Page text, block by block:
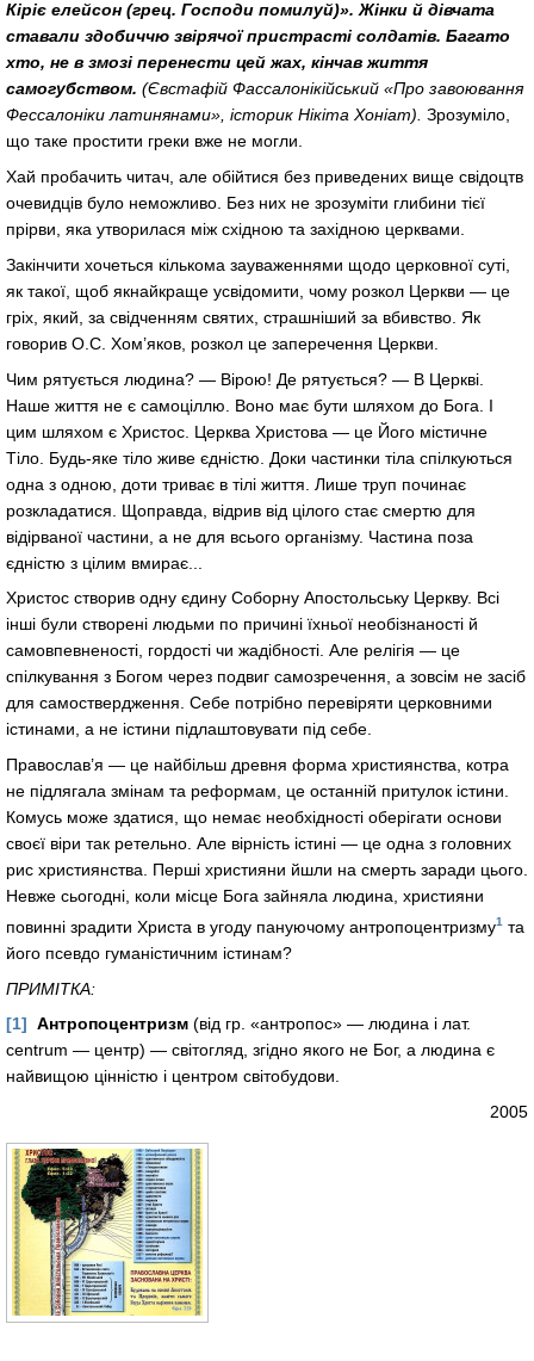
Кіріє елейсон (грец. Господи помилуй)». Жінки й дівчата
ставали здобиччю звірячої пристрасті солдатів. Багато
хто, не в змозі перенести цей жах, кінчав життя
самогубством. (Євстафій Фассалонікійський «Про завоювання
Фессалоніки латинянами», історик Нікіта Хоніат). Зрозуміло,
що таке простити греки вже не могли.
Хай пробачить читач, але обійтися без приведених вище свідоцтв
очевидців було неможливо. Без них не зрозуміти глибини тієї
прірви, яка утворилася між східною та західною церквами.
Закінчити хочеться кількома зауваженнями щодо церковної суті,
як такої, щоб якнайкраще усвідомити, чому розкол Церкви — це
гріх, який, за свідченням святих, страшніший за вбивство. Як
говорив О.С. Хом’яков, розкол це заперечення Церкви.
Чим рятується людина? — Вірою! Де рятується? — В Церкві.
Наше життя не є самоціллю. Воно має бути шляхом до Бога. І
цим шляхом є Христос. Церква Христова — це Його містичне
Тіло. Будь-яке тіло живе єдністю. Доки частинки тіла спілкуються
одна з одною, доти триває в тілі життя. Лише труп починає
розкладатися. Щоправда, відрив від цілого стає смертю для
відірваної частини, а не для всього організму. Частина поза
єдністю з цілим вмирає...
Христос створив одну єдину Соборну Апостольську Церкву. Всі
інші були створені людьми по причині їхньої необізнаності й
самовпевненості, гордості чи жадібності. Але релігія — це
спілкування з Богом через подвиг самозречення, а зовсім не засіб
для самоствердження. Себе потрібно перевіряти церковними
істинами, а не істини підлаштовувати під себе.
Православ’я — це найбільш древня форма християнства, котра
не підлягала змінам та реформам, це останній притулок істини.
Комусь може здатися, що немає необхідності оберігати основи
своєї віри так ретельно. Але вірність істині — це одна з головних
рис християнства. Перші християни йшли на смерть заради цього.
Невже сьогодні, коли місце Бога зайняла людина, християни
повинні зрадити Христа в угоду пануючому антропоцентризму1 та
його псевдо гуманістичним істинам?
ПРИМІТКА:
[1] Антропоцентризм (від гр. «антропос» — людина і лат.
centrum — центр) — світогляд, згідно якого не Бог, а людина є
найвищою цінністю і центром світобудови.
2005